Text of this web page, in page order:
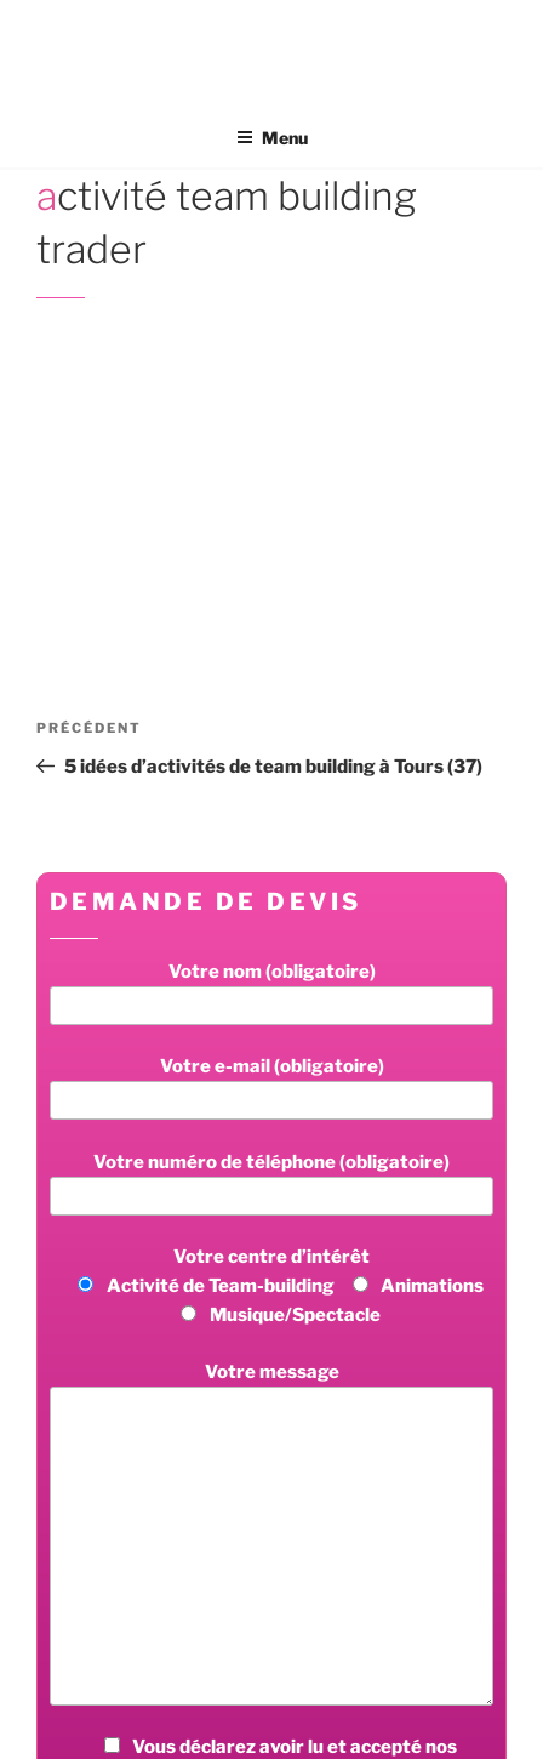
Menu
activité team building
trader
Navigation
l’article
Article
précédent
PRÉCÉDENT
5 idées d’activités de team building à Tours (37)
DEMANDE DE DEVIS
Votre nom (obligatoire)
Votre e-mail (obligatoire)
Votre numéro de téléphone (obligatoire)
Votre centre d’intérêt
Activité de Team-building
Animations
Musique/Spectacle
Votre message
Vous déclarez avoir lu et accepté nos